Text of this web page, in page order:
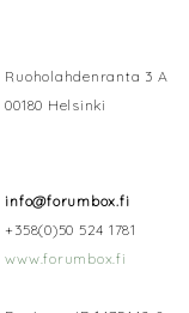
Ruoholahdenranta 3 A
00180 Helsinki
info@forumbox.fi
+358(0)50 524 1781
www.forumbox.fi